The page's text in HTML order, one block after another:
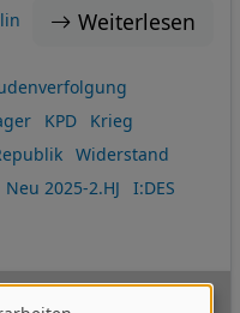
Weiterlesen
KPD
Krieg
Widerstand
Neu 2025-2.HJ
I:DES